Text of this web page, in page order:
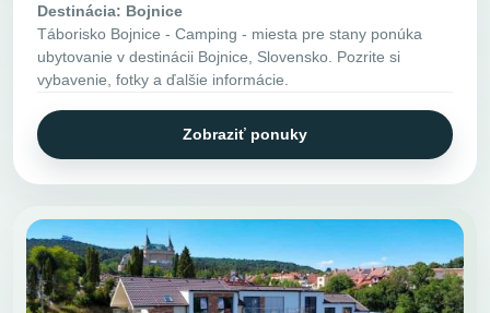
Destinácia: Bojnice
Táborisko Bojnice - Camping - miesta pre stany ponúka
ubytovanie v destinácii Bojnice, Slovensko. Pozrite si
vybavenie, fotky a ďalšie informácie.
Zobraziť ponuky